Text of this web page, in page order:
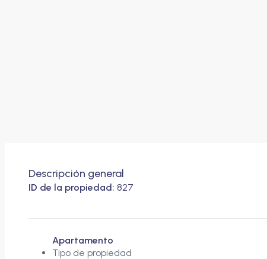
Descripción general
ID de la propiedad: 827
Apartamento
Tipo de propiedad